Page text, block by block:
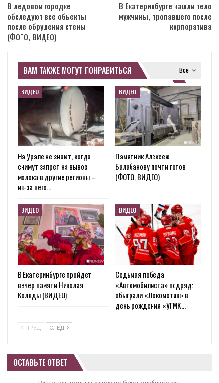
В ледовом городке
обследуют все объекты
после обрушения стены
(ФОТО, ВИДЕО)
В Екатеринбурге нашли тело
мужчины, пропавшего после
корпоратива
Все
ВАМ ТАКЖЕ МОГУТ ПОНРАВИТЬСЯ
ВИДЕО
На Урале не знают, когда
снимут запрет на вывоз
молока в другие регионы –
из-за него…
ВИДЕО
Памятник Алексею
Балабанову почти готов
(ФОТО, ВИДЕО)
ВИДЕО
В Екатеринбурге пройдет
вечер памяти Николая
Коляды (ВИДЕО)
ВИДЕО
Седьмая победа
«Автомобилиста» подряд:
обыграли «Локомотив» в
день рождения «УГМК…
ПРЕД СЛЕД
ОСТАВЬТЕ ОТВЕТ